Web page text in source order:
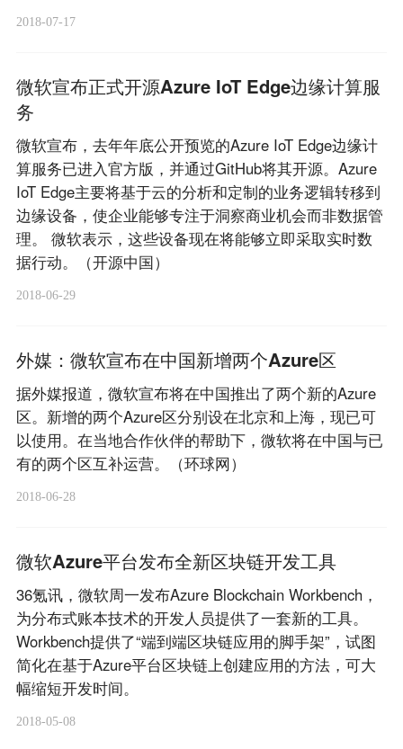
2018-07-17
微软宣布正式开源Azure IoT Edge边缘计算服
务
微软宣布，去年年底公开预览的Azure IoT Edge边缘计
算服务已进入官方版，并通过GitHub将其开源。Azure
IoT Edge主要将基于云的分析和定制的业务逻辑转移到
边缘设备，使企业能够专注于洞察商业机会而非数据管
理。 微软表示，这些设备现在将能够立即采取实时数
据行动。（开源中国）
2018-06-29
外媒：微软宣布在中国新增两个Azure区
据外媒报道，微软宣布将在中国推出了两个新的Azure
区。新增的两个Azure区分别设在北京和上海，现已可
以使用。在当地合作伙伴的帮助下，微软将在中国与已
有的两个区互补运营。（环球网）
2018-06-28
微软Azure平台发布全新区块链开发工具
36氪讯，微软周一发布Azure Blockchain Workbench，
为分布式账本技术的开发人员提供了一套新的工具。
Workbench提供了“端到端区块链应用的脚手架”，试图
简化在基于Azure平台区块链上创建应用的方法，可大
幅缩短开发时间。
2018-05-08